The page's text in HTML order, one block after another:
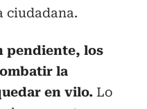
ciudadana.
pendiente, los
la
en vilo. Lo